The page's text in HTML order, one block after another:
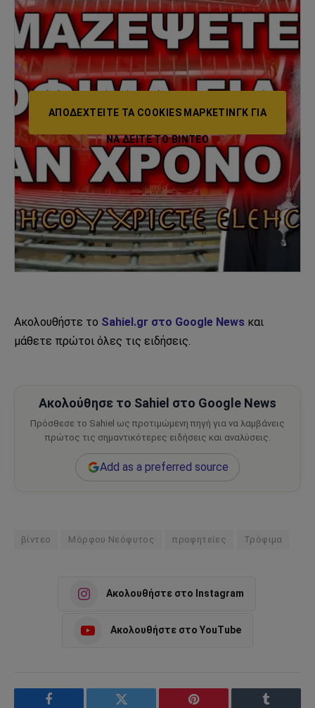
ΑΠΟΔΕΧΤΕΊΤΕ ΤΑ COOKIES ΜΆΡΚΕΤΙΝΓΚ ΓΙΑ
ΝΑ ΔΕΊΤΕ ΤΟ ΒΙΝΤΕΟ
Ακολουθήστε το Sahiel.gr στο Google News και
μάθετε πρώτοι όλες τις ειδήσεις.
Ακολούθησε το Sahiel στο Google News
Πρόσθεσε το Sahiel ως προτιμώμενη πηγή για να λαμβάνεις
πρώτος τις σημαντικότερες ειδήσεις και αναλύσεις.
Add as a preferred source
βίντεο Μόρφου Νεόφυτος προφητείες Τρόφιμα
Ακολουθήστε στο Instagram
Ακολουθήστε στο YouTube